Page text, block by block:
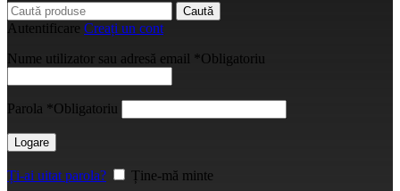
Caută
Autentificare Creați un cont
Nume utilizator sau adresă email *Obligatoriu
Parola *Obligatoriu
Logare
Ți-ai uitat parola?
Ține-mă minte